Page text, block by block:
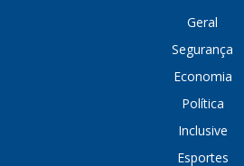
Geral
Segurança
Economia
Política
Inclusive
Esportes